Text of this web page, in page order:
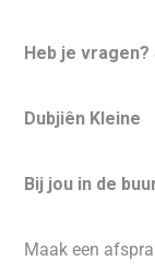
Heb je
Dubjiên Kleine
Bij jou in de
Maak een